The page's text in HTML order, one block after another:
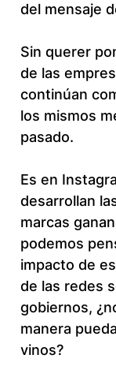
del mensaje
Sin querer
de las
continúan
los mismos
pasado.
Es en
desarrollan
marcas
podemos
impacto de
de las redes
gobiernos,
manera
vinos?